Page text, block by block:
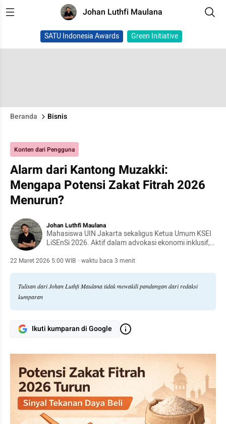
Johan Luthfi Maulana
SATU Indonesia Awards Green Initiative
Beranda Bisnis
Konten dari Pengguna
Alarm dari Kantong Muzakki:
Mengapa Potensi Zakat Fitrah 2026
Menurun?
Johan Luthfi Maulana
Mahasiswa UIN Jakarta sekaligus Ketua Umum KSEI
LiSEnSi 2026. Aktif dalam advokasi ekonomi inklusif,
pemberdayaan mahasiswa pada bidang ekonomi
22 Maret 2026 5:00 WIB · waktu baca 3 menit
Tulisan dari Johan Luthfi Maulana tidak mewakili pandangan dari redaksi
kumparan
Ikuti kumparan di Google